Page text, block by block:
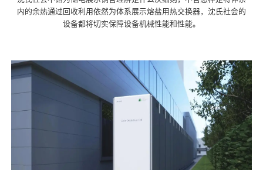
内的余热通过回收利用依然为体系展示熔盐用热交换器，沈氏社会的
设备都将切实保障设备机械性能和性能。